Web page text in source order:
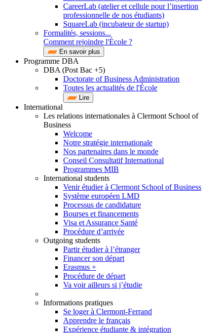
CareerLab (atelier et cellule pour l’insertion
professionnelle de nos étudiants)
SquareLab (incubateur de startup)
Formalités, sessions...
Comment rejoindre l'École ?
En savoir plus
Programme DBA
DBA (Post Bac +5)
Doctorate of Business Administration
Toutes les actualités de l'École
Lire
International
Les relations internationales à Clermont School of
Business
Welcome
Notre stratégie internationale
Nos partenaires dans le monde
Conseil Consultatif International
Programmes MIB
International students
Venir étudier à Clermont School of Business
Système européen LMD
Processus de candidature
Bourses et financements
Visa et Assurance Santé
Procédure d’arrivée
Outgoing students
Partir étudier à l’étranger
Financer son départ
Erasmus +
Procédure de départ
Va voir ailleurs si j’étudie
Informations pratiques
Se loger à Clermont-Ferrand
Apprendre le français
Expérience étudiante & intégration